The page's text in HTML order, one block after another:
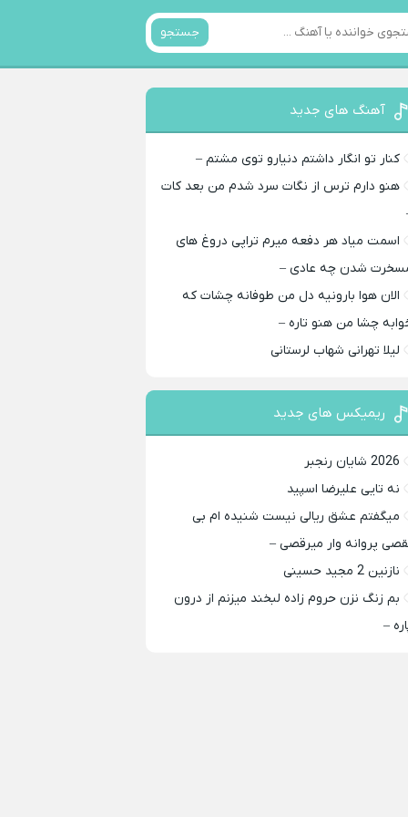
جستجو
آهنگ های جدید
کنار تو انگار داشتم دنیارو توی مشتم –
هنو دارم ترس از نگات سرد شدم من بعد کات
اسمت میاد هر دفعه میرم تراپی دروغ‌ های
شدن چه عادی –
الان هوا بارونیه دل من طوفانه چشات که
چشا من هنو تاره –
لیلا تهرانی شهاب لرستانی
ریمیکس های جدید
2026 شایان رنجبر
نه تایی علیرضا اسپید
میگفتم عشق ریالی نیست شنیده ام بی
پروانه وار میرقصی –
نازنین 2 مجید حسینی
بم زنگ نزن حروم زاده لبخند میزنم از درون
–